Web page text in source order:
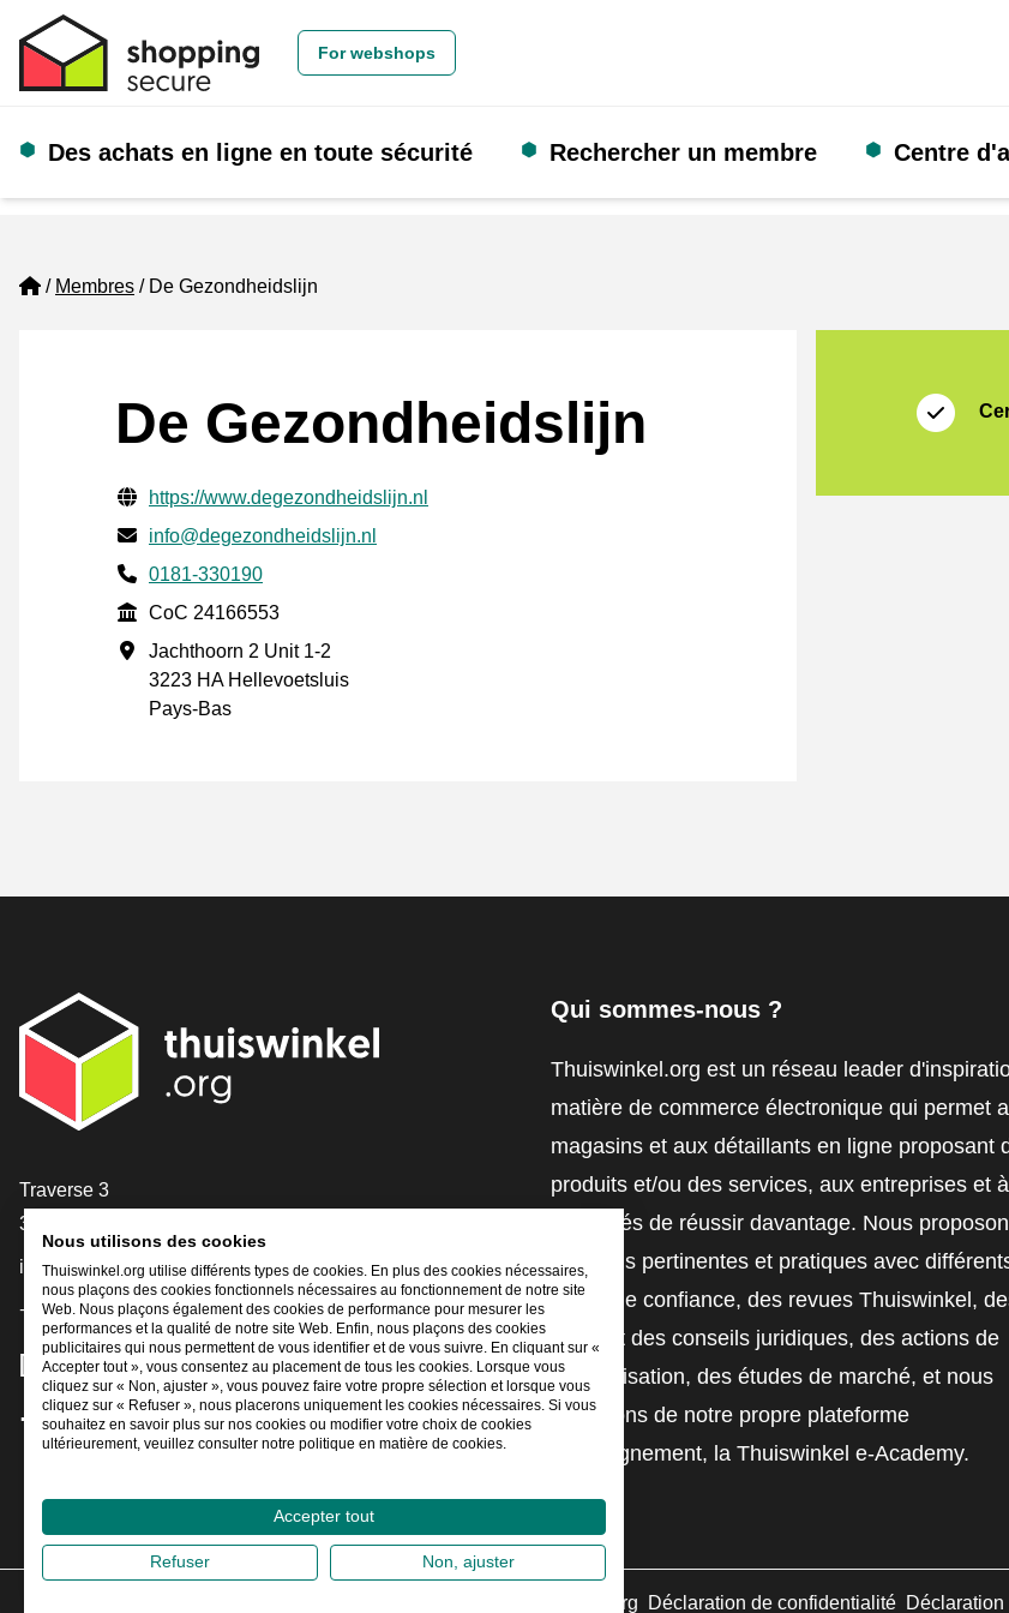
For webshops
Des achats en ligne en toute sécurité Rechercher un membre Centre
Home
Membres De Gezondheidslijn
De Gezondheidslijn
Informations de contact vérifiées
Website URL
https://www.degezondheidslijn.nl
E-mail
info@degezondheidslijn.nl
Phone number
0181-330190
CoC
CoC 24166553
Adresse professionnelle
Jachthoorn 2 Unit 1-2
3223 HA Hellevoetsluis
Pays-Bas
[_General:Contact]
Traverse 3
3905 NL Veenendaal
info@thuiswinkel.org
+31 (0)318 64 85 75
[_General:SocialMediaTitle]
Facebook
X LinkedIn
Instagram
YouTube
Qui sommes-nous ?
Thuiswinkel.org est un réseau leader
matière de commerce électronique qui permet
magasins et aux détaillants en ligne proposant
produits et/ou des services, aux entreprises et
employés de réussir davantage. Nous
solutions pertinentes et pratiques avec
labels de confiance, des revues Thuiswinkel,
outils et des conseils juridiques, des actions de
sensibilisation, des études de marché, et nous
disposons de notre propre plateforme
d'enseignement, la Thuiswinkel e-Academy.
Thuiswinkel.org Déclaration de confidentialité
Nous utilisons des cookies
Thuiswinkel.org utilise différents types de cookies. En plus des cookies nécessaires,
nous plaçons des cookies fonctionnels nécessaires au fonctionnement de notre site
Web. Nous plaçons également des cookies de performance pour mesurer les
performances et la qualité de notre site Web. Enfin, nous plaçons des cookies
publicitaires qui nous permettent de vous identifier et de vous suivre. En cliquant sur «
Accepter tout », vous consentez au placement de tous les cookies. Lorsque vous
cliquez sur « Non, ajuster », vous pouvez faire votre propre sélection et lorsque vous
cliquez sur « Refuser », nous placerons uniquement les cookies nécessaires. Si vous
souhaitez en savoir plus sur nos cookies ou modifier votre choix de cookies
ultérieurement, veuillez consulter notre politique en matière de cookies.
Accepter tout
Refuser Non, ajuster